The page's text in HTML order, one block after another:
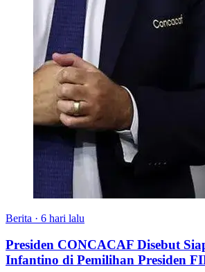
Berita · 6 hari lalu
Presiden CONCACAF Disebut
Infantino di Pemilihan Presiden